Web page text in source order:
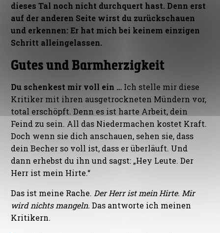
dieses Tal noch nicht durchquert hast. Denn erst
auf der anderen Seite wirst du zurückschauen
und erkennen: Er hat mich bei keinem einzigen
Schritt alleingelassen.
Gutes und Barmherzigkeit
Du schenkest mir voll ein … Ich stelle mir diese
Kritiker mit ihren ausgetrockneten Mündern vor,
total erschöpft. Denn es ist harte Arbeit, dein
Feind zu sein. All das Niedermachen kostet Kraft.
Doch wenn sie dich anschauen, sehen sie, dass
dein Becher so voll ist, dass er überläuft. Und
dann erhebst du ihn und sagst: „Hey Leute. Der
Herr ist mein Hirte.“
Das ist meine Rache. Der Herr ist mein Hirte. Mir
wird nichts mangeln. Das antworte ich meinen
Kritikern.